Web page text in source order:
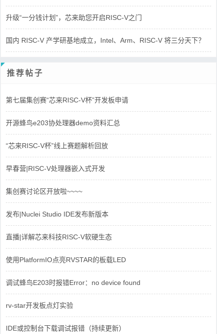
升级“一分钱计划”，芯来助您开启RISC-V之门
国内 RISC-V 产学研基地成立，Intel、Arm、RISC-V 将三分天下？
推荐帖子
第七届集创赛“芯来RISC-V杯”开发板申请
开源蜂鸟e203协处理器demo资料汇总
“芯来RISC-V杯”线上赛题解析回放
早春营|RISC-V处理器嵌入式开发
集创赛讨论区开放啦~~~~
发布|Nuclei Studio IDE发布新版本
直播|详解芯来科技RISC-V软硬生态
使用PlatformIO点亮RVSTAR的板载LED
调试蜂鸟E203时报错Error：no device found
rv-star开发板点灯实验
IDE或控制台下载调试报错（持续更新）